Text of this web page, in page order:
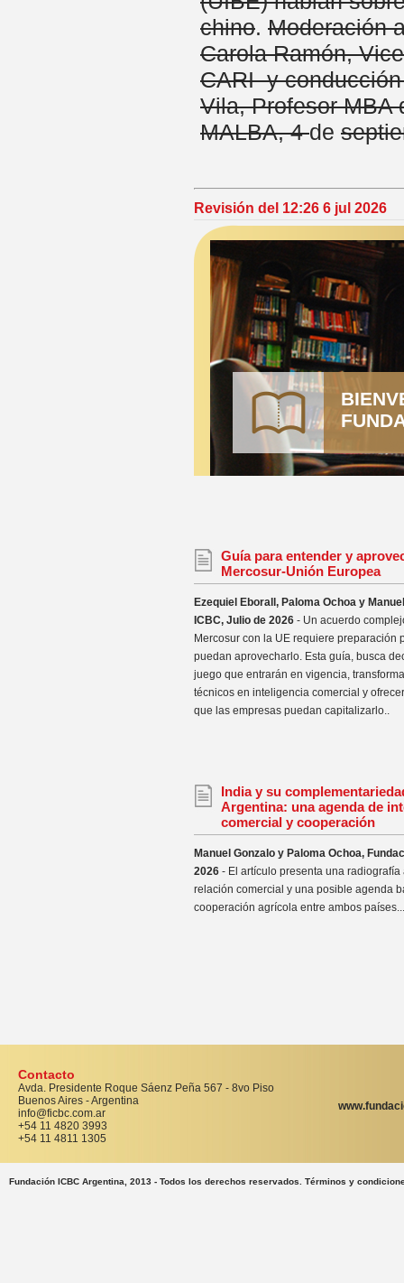
chino. Moderación
Carola Ramón,
CARI y
Vila, Profesor MBA
MALBA, 4de
Revisión del 12:26 6 jul 2026
Guía para entender y
Mercosur-Unión Europea
Ezequiel Eborall, Paloma Ochoa y
ICBC, Julio de 2026 - Un acuerdo
Mercosur con la UE requiere preparación
puedan aprovecharlo. Esta guía, busca
juego que entrarán en vigencia,
técnicos en inteligencia comercial y
que las empresas puedan capitalizarlo..
India y su
Argentina: una agenda de
comercial y cooperación
Manuel Gonzalo y Paloma Ochoa,
2026 - El artículo presenta una
relación comercial y una posible agenda
cooperación agrícola entre ambos países...
Contacto
Avda. Presidente Roque Sáenz Peña 567 - 8vo Piso
Buenos Aires - Argentina
info@ficbc.com.ar
+54 11 4820 3993
+54 11 4811 1305
Fundación ICBC Argentina, 2013 - Todos los derechos reservados. Términos y